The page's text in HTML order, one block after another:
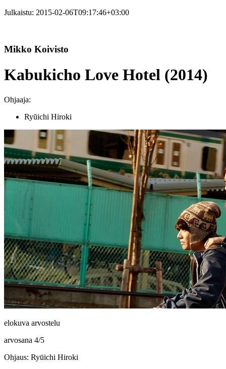
Julkaistu: 2015-02-06T09:17:46+03:00
Mikko Koivisto
Kabukicho Love Hotel (2014)
Ohjaaja:
Ryūichi Hiroki
elokuva arvostelu
arvosana 4/5
Ohjaus: Ryūichi Hiroki